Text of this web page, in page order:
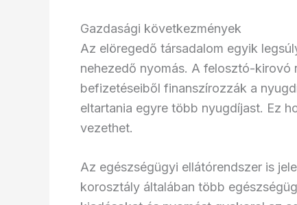
Gazdasági következmények
Az elöregedő társadalom egyik
nehezedő nyomás. A felosztó-
befizetéseiből finanszírozzák a
eltartania egyre több nyugdíjast. Ez
vezethet.
Az egészségügyi ellátórendszer is
korosztály általában több